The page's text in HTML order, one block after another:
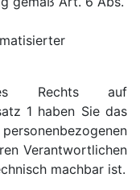
Rechts auf
1 haben Sie das
Verantwortlichen
machbar ist.